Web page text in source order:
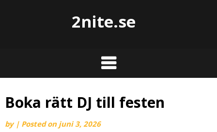
2nite.se
Boka rätt DJ till festen
by | Posted on juni 3, 2026